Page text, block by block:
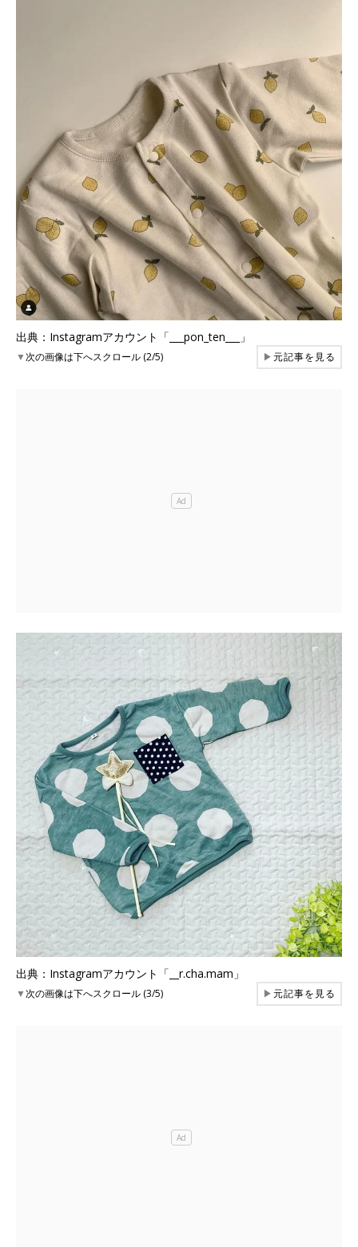
出典：Instagramアカウント「___pon_ten___」
▼次の画像は下へスクロール (2/5) ▶元記事を見る
出典：Instagramアカウント「__r.cha.mam」
▼次の画像は下へスクロール (3/5) ▶元記事を見る